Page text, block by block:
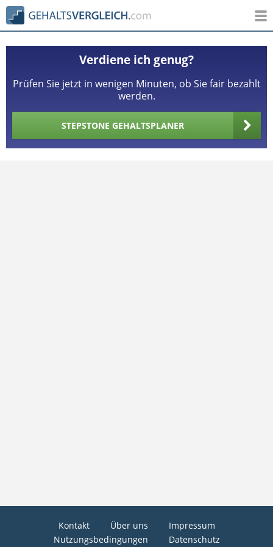
Verdiene ich genug?
Prüfen Sie jetzt in wenigen Minuten, ob Sie fair bezahlt
werden.
STEPSTONE GEHALTSPLANER
Kontakt Über uns
Impressum
Nutzungsbedingungen
Datenschutz